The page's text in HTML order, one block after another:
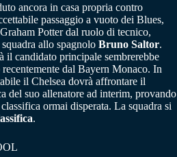
ancora in casa propria contro
passaggio a vuoto dei Blues,
Potter dal ruolo di tecnico,
allo spagnolo Bruno Saltor.
il candidato principale sembrerebbe
recentemente dal Bayern Monaco. In
il Chelsea dovrà affrontare il
del suo allenatore ad interim, provando
ormai disperata. La squadra si
.